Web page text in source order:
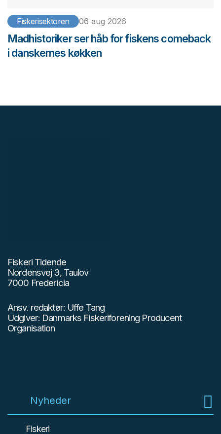
Fiskerisektoren 06 aug 2026
Madhistoriker ser håb for fiskens comeback
i danskernes køkken
Fiskeri Tidende
Nordensvej 3, Taulov
7000 Fredericia
Ansv. redaktør: Uffe Tang
Udgiver: Danmarks Fiskeriforening Producent
Organisation
Nyheder
Fiskeri